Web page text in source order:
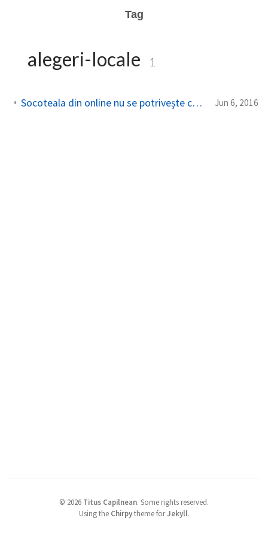
Tag
alegeri-locale 1
Socoteala din online nu se potrivește cu cea din secția de votare Jun 6, 2016
© 2026 Titus Capilnean. Some rights reserved.
Using the Chirpytheme forJekyll.